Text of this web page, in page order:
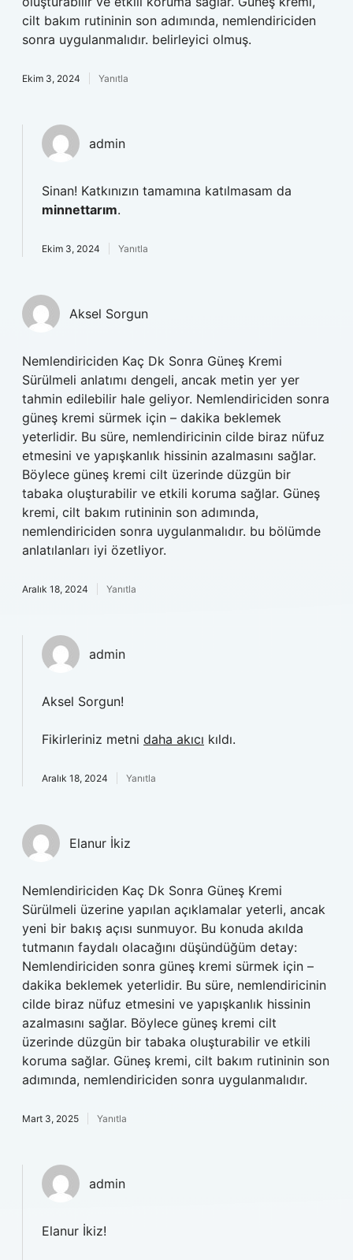
cilt bakım rutininin son adımında, nemlendiriciden
sonra uygulanmalıdır. belirleyici olmuş.
Ekim 3, 2024 Yanıtla
admin
Sinan! Katkınızın tamamına katılmasam da
minnettarım.
Ekim 3, 2024 Yanıtla
Aksel Sorgun
Nemlendiriciden Kaç Dk Sonra Güneş Kremi
Sürülmeli anlatımı dengeli, ancak metin yer yer
tahmin edilebilir hale geliyor. Nemlendiriciden sonra
güneş kremi sürmek için – dakika beklemek
yeterlidir. Bu süre, nemlendiricinin cilde biraz nüfuz
etmesini ve yapışkanlık hissinin azalmasını sağlar.
Böylece güneş kremi cilt üzerinde düzgün bir
tabaka oluşturabilir ve etkili koruma sağlar. Güneş
kremi, cilt bakım rutininin son adımında,
nemlendiriciden sonra uygulanmalıdır. bu bölümde
anlatılanları iyi özetliyor.
Aralık 18, 2024 Yanıtla
admin
Aksel Sorgun!
Fikirleriniz metni daha akıcı kıldı.
Aralık 18, 2024 Yanıtla
Elanur İkiz
Nemlendiriciden Kaç Dk Sonra Güneş Kremi
Sürülmeli üzerine yapılan açıklamalar yeterli, ancak
yeni bir bakış açısı sunmuyor. Bu konuda akılda
tutmanın faydalı olacağını düşündüğüm detay:
Nemlendiriciden sonra güneş kremi sürmek için –
dakika beklemek yeterlidir. Bu süre, nemlendiricinin
cilde biraz nüfuz etmesini ve yapışkanlık hissinin
azalmasını sağlar. Böylece güneş kremi cilt
üzerinde düzgün bir tabaka oluşturabilir ve etkili
koruma sağlar. Güneş kremi, cilt bakım rutininin son
adımında, nemlendiriciden sonra uygulanmalıdır.
Mart 3, 2025 Yanıtla
admin
Elanur İkiz!